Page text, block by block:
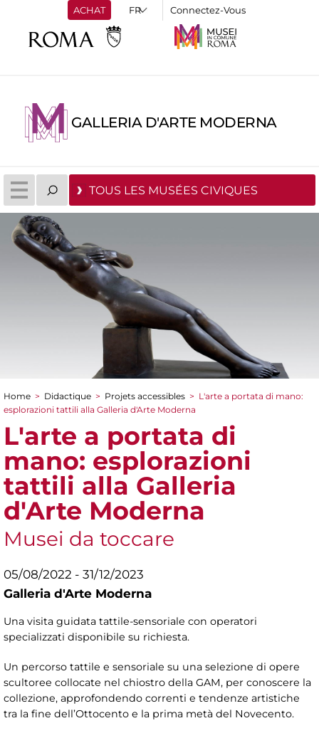
ACHAT Connectez-Vous
GALLERIA D'ARTE MODERNA
TOUS LES MUSÉES CIVIQUES
You are here
Home > Didactique > Projets accessibles > L'arte a portata di mano:
esplorazioni tattili alla Galleria d'Arte Moderna
L'arte a portata di
mano: esplorazioni
tattili alla Galleria
d'Arte Moderna
Musei da toccare
05/08/2022 - 31/12/2023
Galleria d'Arte Moderna
Una visita guidata tattile-sensoriale con operatori
specializzati disponibile su richiesta.
Un percorso tattile e sensoriale su una selezione di opere
scultoree collocate nel chiostro della GAM, per conoscere la
collezione, approfondendo correnti e tendenze artistiche
tra la fine dell’Ottocento e la prima metà del Novecento.